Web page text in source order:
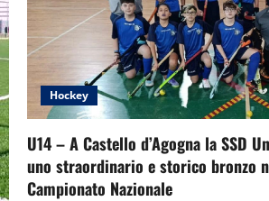
a
t
i
o
n
Hockey
U14 – A Castello d’Agogna la SSD
uno straordinario e storico bronzo
Campionato Nazionale